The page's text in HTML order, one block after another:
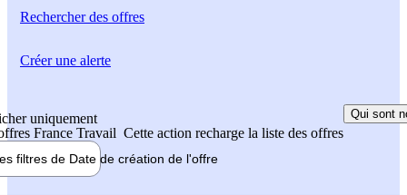
Rechercherdes offres
uniquement
France Travail Cette action recharge la liste des offres
Qui sont
filtres de Date de création de l'offre
Créer une alerte